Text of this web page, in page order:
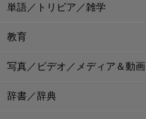
単語／トリビア／雑学
教育
写真／ビデオ／メディア＆動画
辞書／辞典